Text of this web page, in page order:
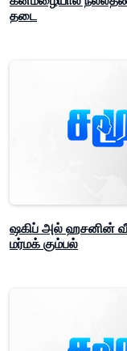
தடை
ஷகிப் அல் ஹசனின்
மர்மக் கும்பல்